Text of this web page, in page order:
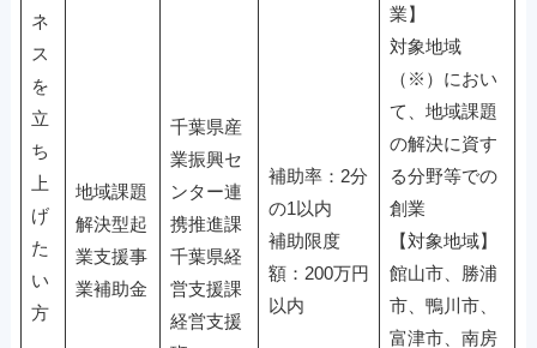
ネ
ス
を
立
ち
上
げ
た
い
方
地域課題
解決型起
業支援事
業補助金
千葉県産
業振興セ
ンター連
携推進課
千葉県経
営支援課
経営支援
補助率：2分
の1以内
補助限度
額：200万円
以内
業】
対象地域
（※）におい
て、地域課題
の解決に資す
る分野等での
創業
【対象地域】
館山市、勝浦
市、鴨川市、
富津市、南房